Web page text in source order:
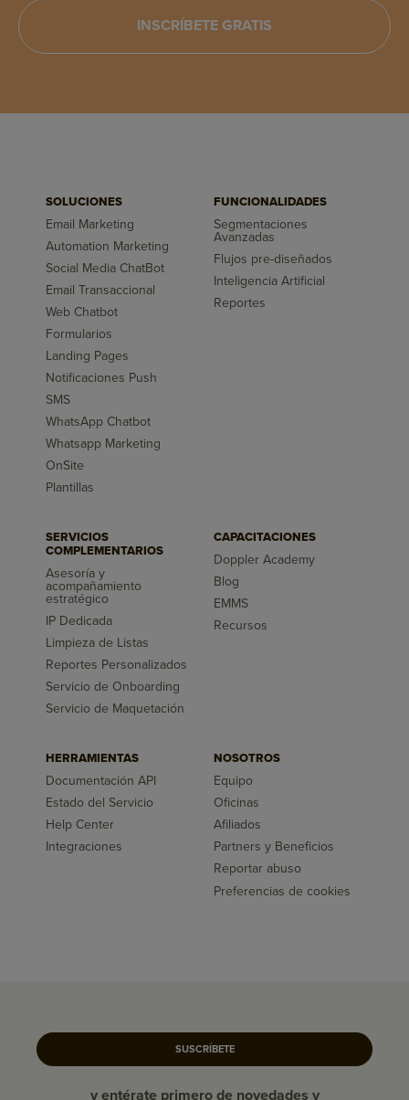
INSCRÍBETE GRATIS
SOLUCIONES
Email Marketing
Automation Marketing
Social Media ChatBot
Email Transaccional
Web Chatbot
Formularios
Landing Pages
Notificaciones Push
SMS
WhatsApp Chatbot
Whatsapp Marketing
OnSite
Plantillas
FUNCIONALIDADES
Segmentaciones
Avanzadas
Flujos pre-diseñados
Inteligencia Artificial
Reportes
SERVICIOS
COMPLEMENTARIOS
Asesoría y
acompañamiento
estratégico
IP Dedicada
Limpieza de Listas
Reportes Personalizados
Servicio de Onboarding
Servicio de Maquetación
CAPACITACIONES
Doppler Academy
Blog
EMMS
Recursos
HERRAMIENTAS
Documentación API
Estado del Servicio
Help Center
Integraciones
NOSOTROS
Equipo
Oficinas
Afiliados
Partners y Beneficios
Reportar abuso
Preferencias de cookies
SUSCRÍBETE
y entérate primero de novedades y